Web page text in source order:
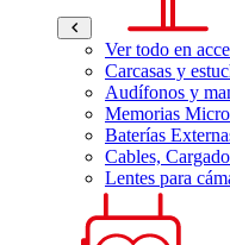
Ver todo en
Carcasas y
Audífonos y
Memorias
Baterías
Cables,
Lentes para